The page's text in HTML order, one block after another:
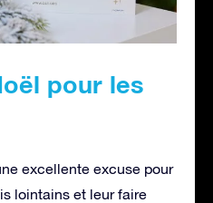
pour les
excellente excuse pour
lointains et leur faire